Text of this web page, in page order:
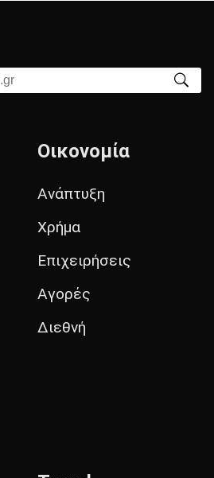
Οικονομία
Ανάπτυξη
Χρήμα
Επιχειρήσεις
Αγορές
Διεθνή